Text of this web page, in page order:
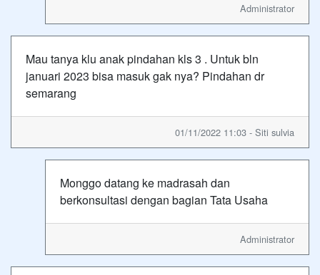
Administrator
Mau tanya klu anak pindahan kls 3 . Untuk bln
januari 2023 bisa masuk gak nya? Pindahan dr
semarang
01/11/2022 11:03 - Siti sulvia
Monggo datang ke madrasah dan
berkonsultasi dengan bagian Tata Usaha
Administrator